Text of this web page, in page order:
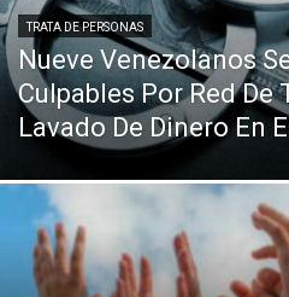
TRATA DE PERSONAS
Nueve Venezolanos
Culpables Por Red De
Lavado De Dinero En